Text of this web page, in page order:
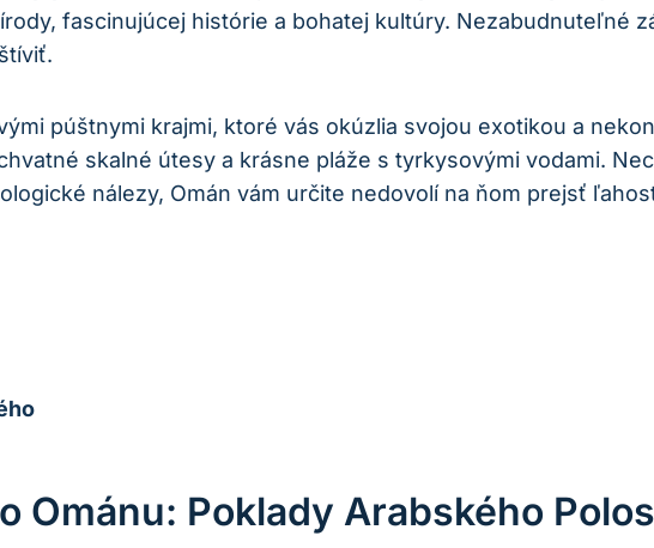
fascinujúcej histórie a bohatej kultúry. Nezabudnuteľné
púštnymi krajmi, ktoré vás okúzlia svojou exotikou a
skalné útesy a krásne pláže s tyrkysovými vodami.
nálezy, Omán vám určite nedovolí na ňom prejsť
Ománu: Poklady Arabského